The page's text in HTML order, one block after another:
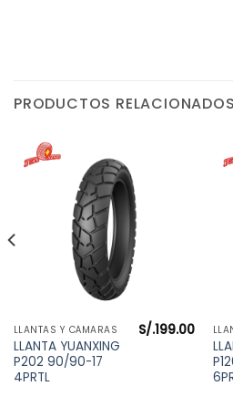
PRODUCTOS RELACIONADOS
LLANTAS Y CÁMARAS
LLANTA YUANXING
P202 90/90-17
4PRTL
S/.199.00